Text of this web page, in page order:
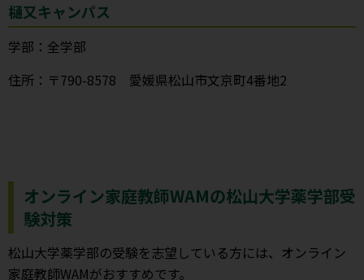
樋又キャンパス
学部：全学部
住所：〒790-8578 愛媛県松山市文京町4番地2
オンライン家庭教師WAMの松山大学薬学部受
験対策
松山大学薬学部の受験を志望している方には、オンライン
家庭教師WAMがおすすめです。